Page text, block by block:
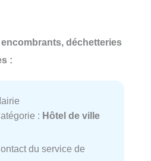
déchetteries
:
: Hôtel de ville
du service de